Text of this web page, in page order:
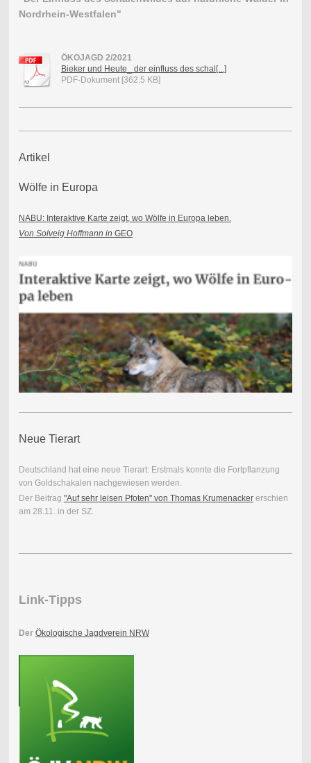
Nordrhein-Westfalen"
ÖKOJAGD 2/2021
Bieker und Heute_ der einfluss des schal[...]
PDF-Dokument [362.5 KB]
Artikel
Wölfe in Europa
NABU: Interaktive Karte zeigt, wo Wölfe in Europa leben.
Von Solveig Hoffmann in GEO
Neue Tierart
Deutschland hat eine neue Tierart: Erstmals konnte die Fortpflanzung
von Goldschakalen nachgewiesen werden.
Der Beitrag "Auf sehr leisen Pfoten" von Thomas Krumenackererschien
am 28.11. in der SZ.
Link-Tipps
Der Ökologische Jagdverein NRW